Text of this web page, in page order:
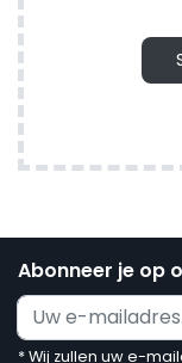
Abonneer je op
* Wij zullen uw e-